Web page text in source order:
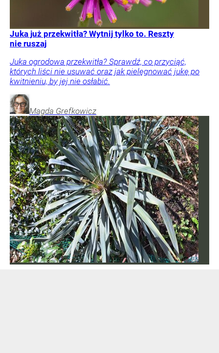
Juka już przekwitła? Wytnij tylko to. Reszty
nie ruszaj
Juka ogrodowa przekwitła? Sprawdź, co przyciąć,
których liści nie usuwać oraz jak pielęgnować jukę po
kwitnieniu, by jej nie osłabić.
Magda Grefkowicz